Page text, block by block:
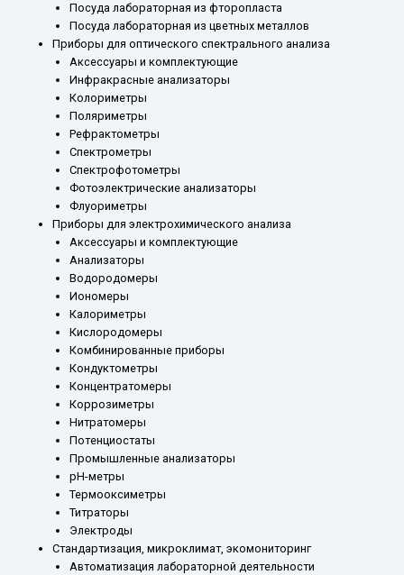
Посуда лабораторная из фторопласта
Посуда лабораторная из цветных металлов
Приборы для оптического спектрального анализа
Аксессуары и комплектующие
Инфракрасные анализаторы
Колориметры
Поляриметры
Рефрактометры
Спектрометры
Спектрофотометры
Фотоэлектрические анализаторы
Флуориметры
Приборы для электрохимического анализа
Аксессуары и комплектующие
Анализаторы
Водородомеры
Иономеры
Калориметры
Кислородомеры
Комбинированные приборы
Кондуктометры
Концентратомеры
Коррозиметры
Нитратомеры
Потенциостаты
Промышленные анализаторы
рН-метры
Термооксиметры
Титраторы
Электроды
Стандартизация, микроклимат, экомониторинг
Автоматизация лабораторной деятельности